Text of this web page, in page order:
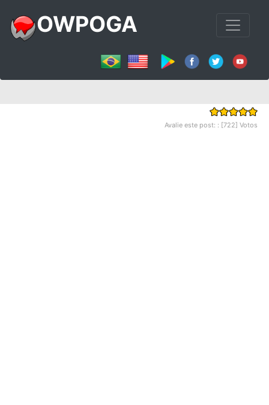
OWPOGA
Avalie este post: : [722] Votos